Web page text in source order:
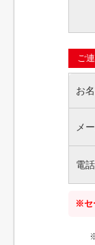
ご
お
メ
電
※セ